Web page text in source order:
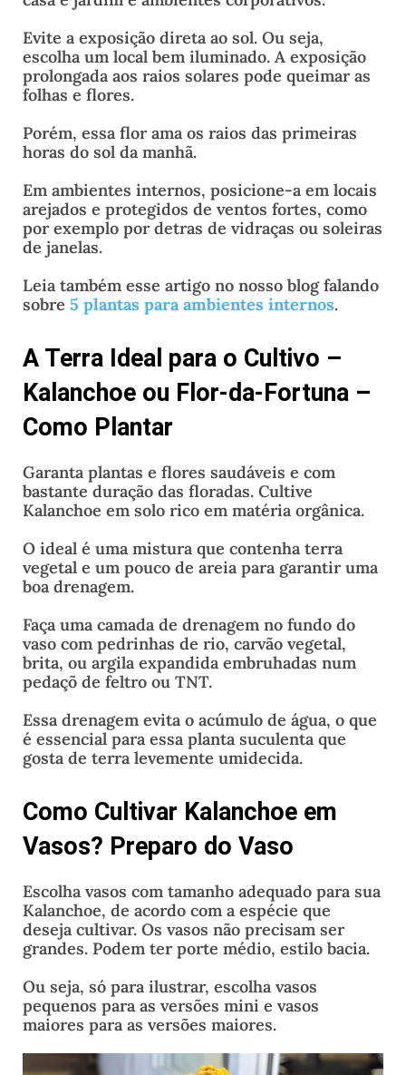
Evite a exposição direta ao sol. Ou seja,
escolha um local bem iluminado. A exposição
prolongada aos raios solares pode queimar as
folhas e flores.
Porém, essa flor ama os raios das primeiras
horas do sol da manhã.
Em ambientes internos, posicione-a em locais
arejados e protegidos de ventos fortes, como
por exemplo por detras de vidraças ou soleiras
de janelas.
Leia também esse artigo no nosso blog falando
sobre 5 plantas para ambientes internos.
A Terra Ideal para o Cultivo –
Kalanchoe ou Flor-da-Fortuna –
Como Plantar
Garanta plantas e flores saudáveis e com
bastante duração das floradas. Cultive
Kalanchoe em solo rico em matéria orgânica.
O ideal é uma mistura que contenha terra
vegetal e um pouco de areia para garantir uma
boa drenagem.
Faça uma camada de drenagem no fundo do
vaso com pedrinhas de rio, carvão vegetal,
brita, ou argila expandida embruhadas num
pedaçõ de feltro ou TNT.
Essa drenagem evita o acúmulo de água, o que
é essencial para essa planta suculenta que
gosta de terra levemente umidecida.
Como Cultivar Kalanchoe em
Vasos? Preparo do Vaso
Escolha vasos com tamanho adequado para sua
Kalanchoe, de acordo com a espécie que
deseja cultivar. Os vasos não precisam ser
grandes. Podem ter porte médio, estilo bacia.
Ou seja, só para ilustrar, escolha vasos
pequenos para as versões mini e vasos
maiores para as versões maiores.